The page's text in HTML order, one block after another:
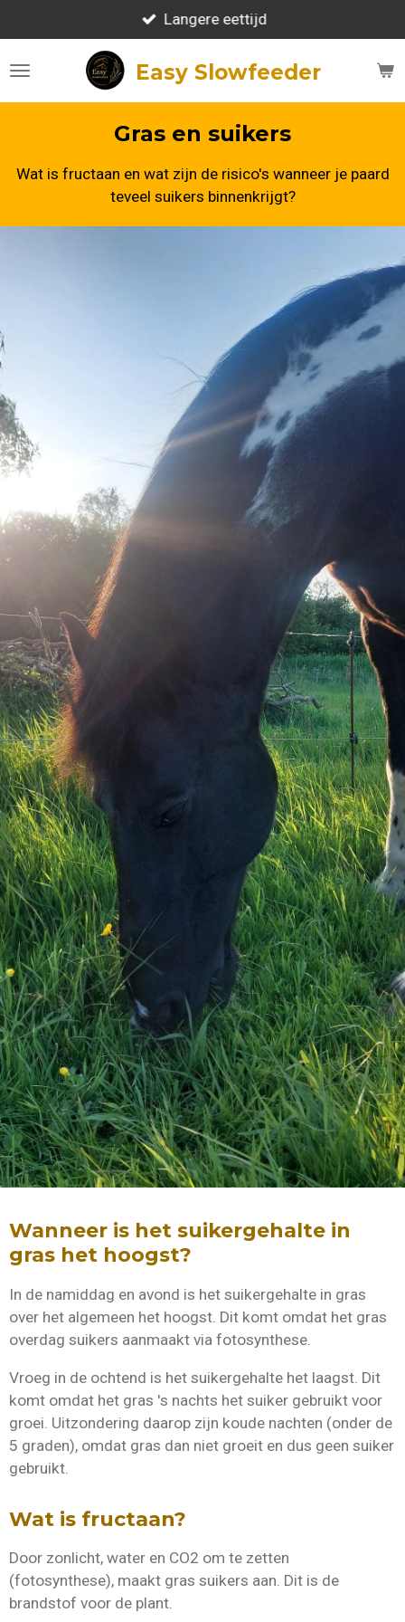
direct
naar
Easy Slowfeeder
Langere eettijd
Gras en suikers
Wat is fructaan en wat zijn de risico's wanneer je paard
teveel suikers binnenkrijgt?
Wanneer is het suikergehalte in
gras het hoogst?
In de namiddag en avond is het suikergehalte in gras
over het algemeen het hoogst. Dit komt omdat het gras
overdag suikers aanmaakt via fotosynthese.
Vroeg in de ochtend is het suikergehalte het laagst. Dit
komt omdat het gras 's nachts het suiker gebruikt voor
groei. Uitzondering daarop zijn koude nachten (onder de
5 graden), omdat gras dan niet groeit en dus geen suiker
gebruikt.
Wat is fructaan?
Door zonlicht, water en CO2 om te zetten
(fotosynthese), maakt gras suikers aan. Dit is de
brandstof voor de plant.